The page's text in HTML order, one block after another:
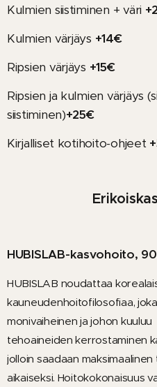
Kulmien siistiminen + väri
Kulmien värjäys +14€
Ripsien värjäys +15€
Ripsien ja kulmien värjäys
siistiminen)+25€
Kirjalliset kotihoito-ohjeet
HUBISLAB-kasvohoito,
HUBISLAB noudattaa
kauneudenhoitofilosofiaa,
monivaiheinen ja johon kuuluu
tehoaineiden kerrostaminen
jolloin saadaan maksimaalinen
aikaiseksi. Hoitokokonaisuus